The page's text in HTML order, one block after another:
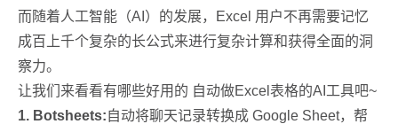
而随着人工智能（AI）的发展，Excel 用户不再需要记忆
成百上千个复杂的长公式来进行复杂计算和获得全面的洞
察力。
让我们来看看有哪些好用的 自动做Excel表格的AI工具吧~
1. Botsheets:自动将聊天记录转换成 Google Sheet，帮